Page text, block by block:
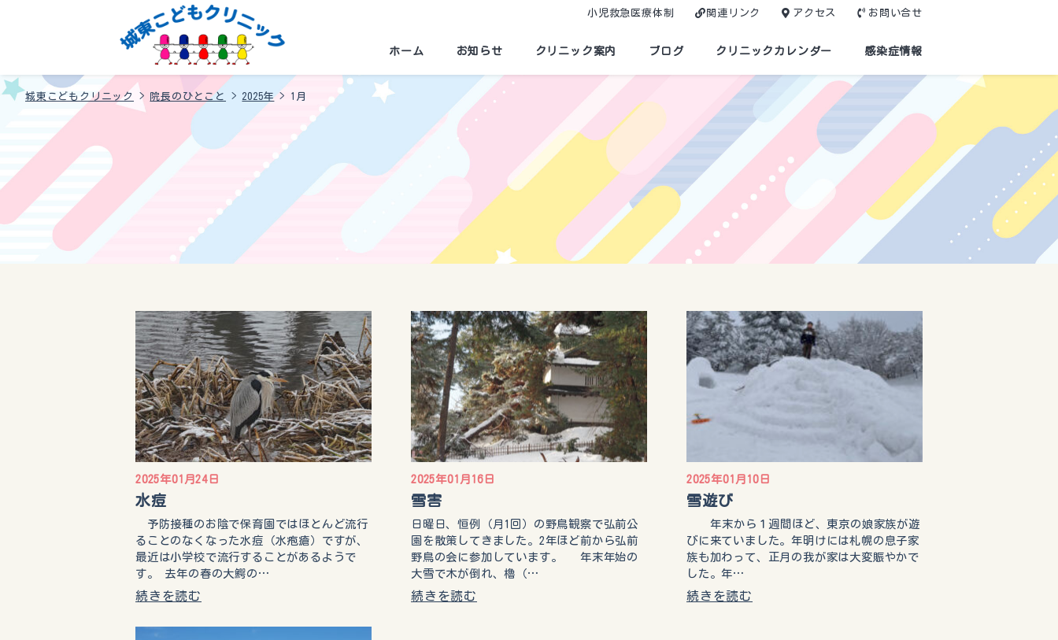
小児救急医療体制 関連リンク アクセス お問い合せ
ホーム お知らせ クリニック案内 ブログ クリニックカレンダー 感染症情報
城東こどもクリニック > 院長のひとこと > 2025年> 1月
2025年01月24日
水痘
予防接種のお陰で保育園ではほとんど流行
ることのなくなった水痘（水疱瘡）ですが、
最近は小学校で流行することがあるようで
す。 去年の春の大鰐の…
続きを読む
2025年01月16日
雪害
日曜日、恒例（月1回）の野鳥観察で弘前公
園を散策してきました。2年ほど前から弘前
野鳥の会に参加しています。 年末年始の
大雪で木が倒れ、櫓（…
続きを読む
2025年01月10日
雪遊び
年末から１週間ほど、東京の娘家族が遊
びに来ていました。年明けには札幌の息子家
族も加わって、正月の我が家は大変賑やかで
した。年…
続きを読む